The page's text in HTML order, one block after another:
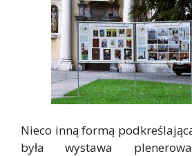
Nieco inną formą
była wystawa